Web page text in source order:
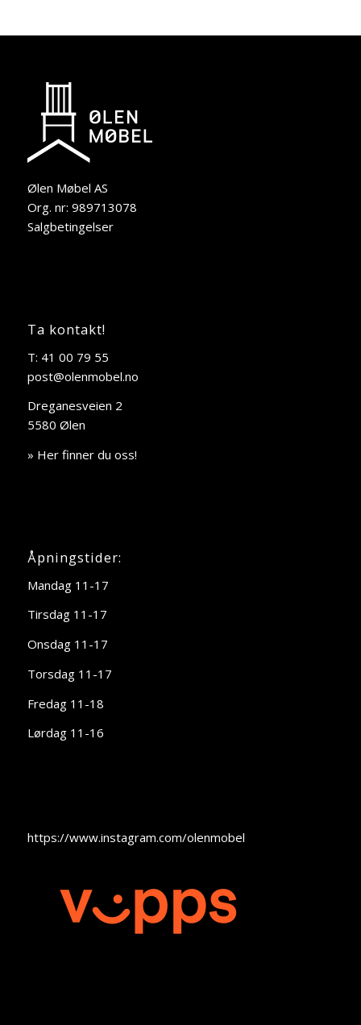
Ølen Møbel AS
Org. nr: 989713078
Salgbetingelser
Ta kontakt!
T: 41 00 79 55
post@olenmobel.no
Dreganesveien 2
5580 Ølen
» Her finner du oss!
Åpningstider:
Mandag 11-17
Tirsdag 11-17
Onsdag 11-17
Torsdag 11-17
Fredag 11-18
Lørdag 11-16
https://www.instagram.com/olenmobel